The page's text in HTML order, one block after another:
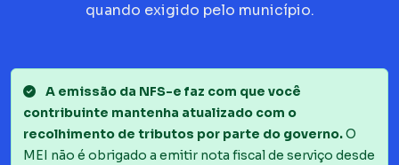
quando exigido pelo município.
A emissão da NFS-e faz com que você
contribuinte mantenha atualizado com o
recolhimento de tributos por parte do governo.O
MEI não é obrigado a emitir nota fiscal de serviço desde